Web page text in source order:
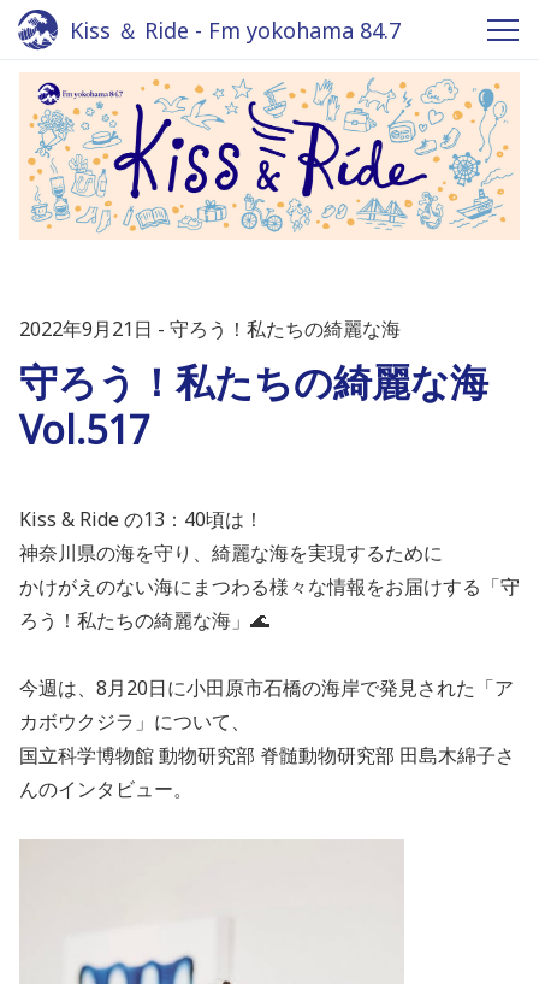
Kiss ＆ Ride - Fm yokohama 84.7
2022年9月21日 守ろう！私たちの綺麗な海
守ろう！私たちの綺麗な海
Vol.517
Kiss & Ride の13：40頃は！
神奈川県の海を守り、綺麗な海を実現するために
かけがえのない海にまつわる様々な情報をお届けする「守
ろう！私たちの綺麗な海」🌊
今週は、8月20日に小田原市石橋の海岸で発見された「ア
カボウクジラ」について、
国立科学博物館 動物研究部 脊髄動物研究部 田島木綿子さ
んのインタビュー。